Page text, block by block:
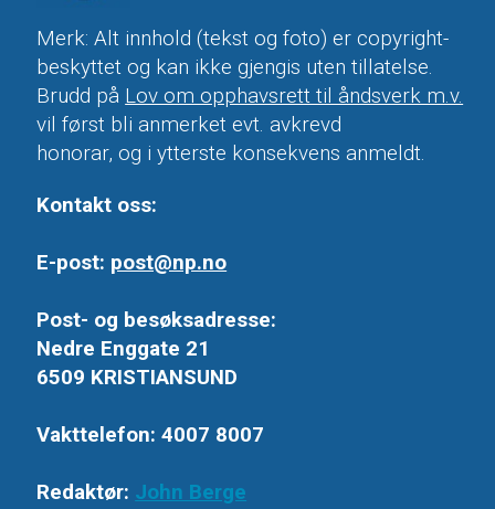
Merk: Alt innhold (tekst og foto) er copyright-
beskyttet og kan ikke gjengis uten tillatelse.
Brudd på Lov om opphavsrett til åndsverk m.v.
vil først bli anmerket evt. avkrevd
honorar, og i ytterste konsekvens anmeldt.
Kontakt oss:
E-post: post@np.no
Post- og besøksadresse:
Nedre Enggate 21
6509 KRISTIANSUND
Vakttelefon: 4007 8007
Redaktør: John Berge